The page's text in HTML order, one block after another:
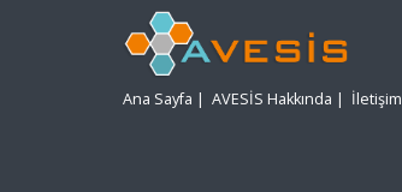
Ana Sayfa | AVESİS Hakkında | İletişim